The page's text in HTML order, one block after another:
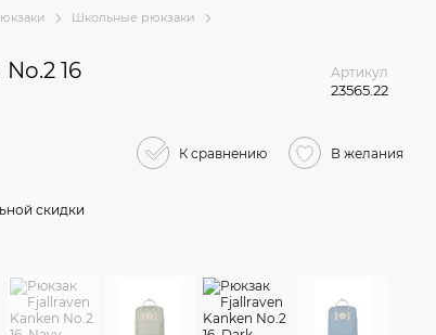
Школьные рюкзаки
16 Артикул
23565.22
К сравнению В желания
скидки